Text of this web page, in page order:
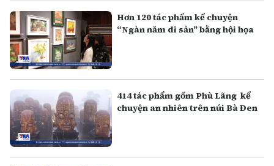
Hơn 120 tác phẩm kể chuyện
“Ngàn năm di sản” bằng hội họa
414 tác phẩm gốm Phù Lãng kể
chuyện an nhiên trên núi Bà Đen